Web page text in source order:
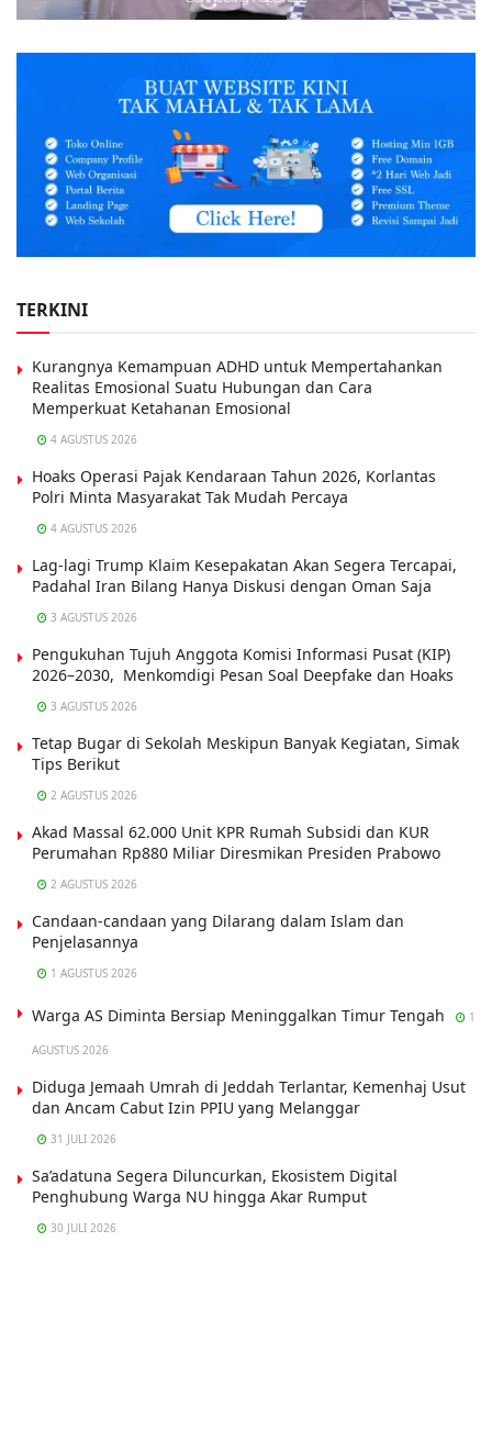
TERKINI
Kurangnya Kemampuan ADHD untuk Mempertahankan
Realitas Emosional Suatu Hubungan dan Cara
Memperkuat Ketahanan Emosional
4 AGUSTUS 2026
Hoaks Operasi Pajak Kendaraan Tahun 2026, Korlantas
Polri Minta Masyarakat Tak Mudah Percaya
4 AGUSTUS 2026
Lag-lagi Trump Klaim Kesepakatan Akan Segera Tercapai,
Padahal Iran Bilang Hanya Diskusi dengan Oman Saja
3 AGUSTUS 2026
Pengukuhan Tujuh Anggota Komisi Informasi Pusat (KIP)
2026–2030, Menkomdigi Pesan Soal Deepfake dan Hoaks
3 AGUSTUS 2026
Tetap Bugar di Sekolah Meskipun Banyak Kegiatan, Simak
Tips Berikut
2 AGUSTUS 2026
Akad Massal 62.000 Unit KPR Rumah Subsidi dan KUR
Perumahan Rp880 Miliar Diresmikan Presiden Prabowo
2 AGUSTUS 2026
Candaan-candaan yang Dilarang dalam Islam dan
Penjelasannya
1 AGUSTUS 2026
Warga AS Diminta Bersiap Meninggalkan Timur Tengah 1
AGUSTUS 2026
Diduga Jemaah Umrah di Jeddah Terlantar, Kemenhaj Usut
dan Ancam Cabut Izin PPIU yang Melanggar
31 JULI 2026
Sa’adatuna Segera Diluncurkan, Ekosistem Digital
Penghubung Warga NU hingga Akar Rumput
30 JULI 2026